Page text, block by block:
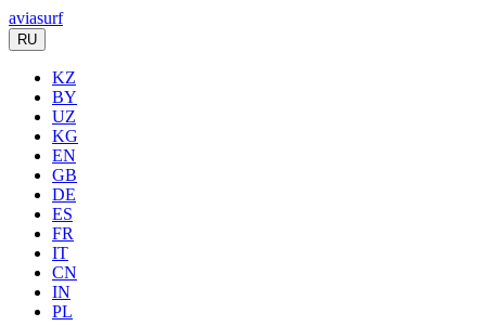
aviasurf
RU
KZ
BY
UZ
KG
EN
GB
DE
ES
FR
IT
CN
IN
PL